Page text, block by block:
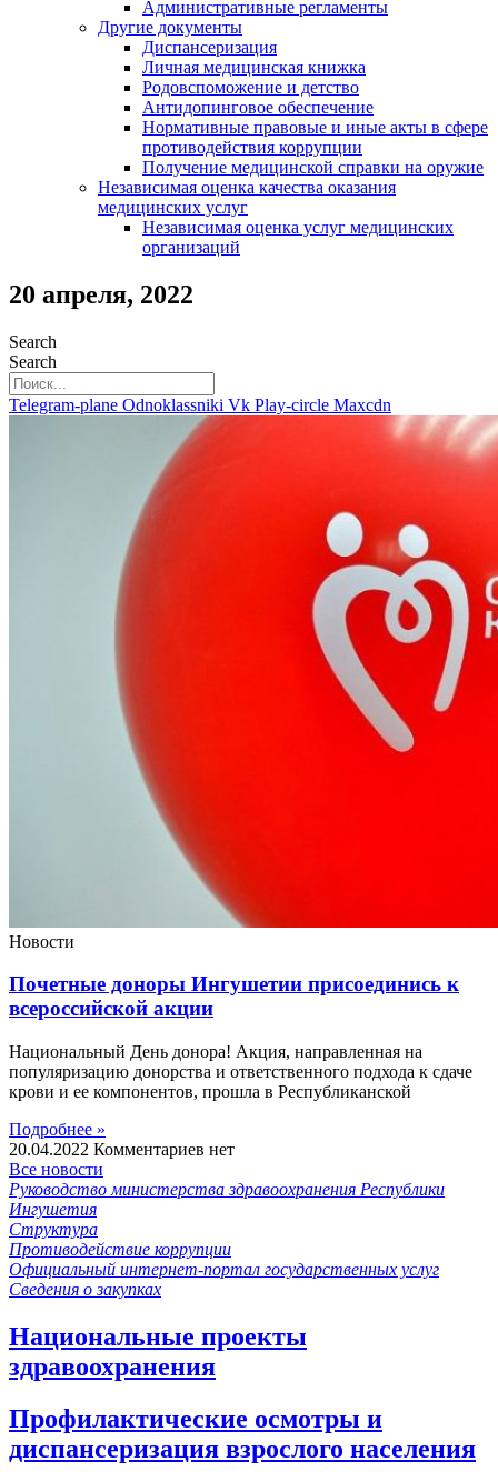
Административные регламенты
Другие документы
Диспансеризация
Личная медицинская книжка
Родовспоможение и детство
Антидопинговое обеспечение
Нормативные правовые и иные акты в сфере
противодействия коррупции
Получение медицинской справки на оружие
Независимая оценка качества оказания
медицинских услуг
Независимая оценка услуг медицинскиx
организаций
20 апреля, 2022
Search
Search
Telegram-plane Odnoklassniki Vk Play-circle Maxcdn
Новости
Почетные доноры Ингушетии присоединись к
всероссийской акции
Национальный День донора! Акция, направленная на
популяризацию донорства и ответственного подхода к сдаче
крови и ее компонентов, прошла в Республиканской
Подробнее »
20.04.2022 Комментариев нет
Все новости
Руководство министерства здравоохранения Республики
Ингушетия
Структура
Противодействие коррупции
Официальный интернет-портал государственных услуг
Сведения о закупках
Национальные проекты
здравоохранения
Профилактические осмотры и
диспансеризация взрослого населения